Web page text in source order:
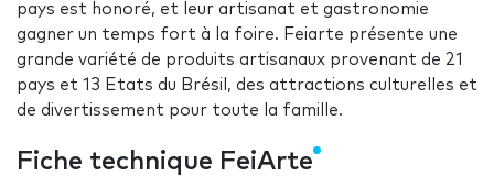
pays est honoré, et leur artisanat et gastronomie
gagner un temps fort à la foire. Feiarte présente une
grande variété de produits artisanaux provenant de 21
pays et 13 Etats du Brésil, des attractions culturelles et
de divertissement pour toute la famille.
Fiche technique FeiArte